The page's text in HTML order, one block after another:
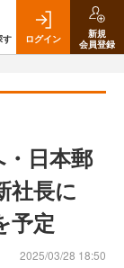
す ログイン
新規
会員登録
日本郵
社長に
予定
2025/03/28 18:50